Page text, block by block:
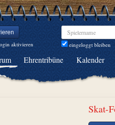
aktivieren
Spielername
eingeloggt bleiben
Ehrentribüne Kalender
Skat-